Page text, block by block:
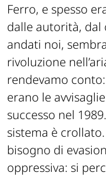
Ferro, e spesso
dalle autorità, dal
andati noi,
rivoluzione
rendevamo
erano le
successo nel
sistema è crollato.
bisogno di
oppressiva: si